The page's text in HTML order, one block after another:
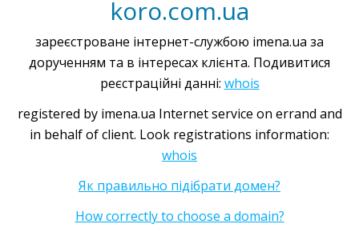
koro.com.ua
зареєстроване інтернет-службою imena.ua за
дорученням та в інтересах клієнта. Подивитися
реєстраційні данні: whois
registered by imena.ua Internet service on errand and
in behalf of client. Look registrations information:
whois
Як правильно підібрати домен?
How correctly to choose a domain?